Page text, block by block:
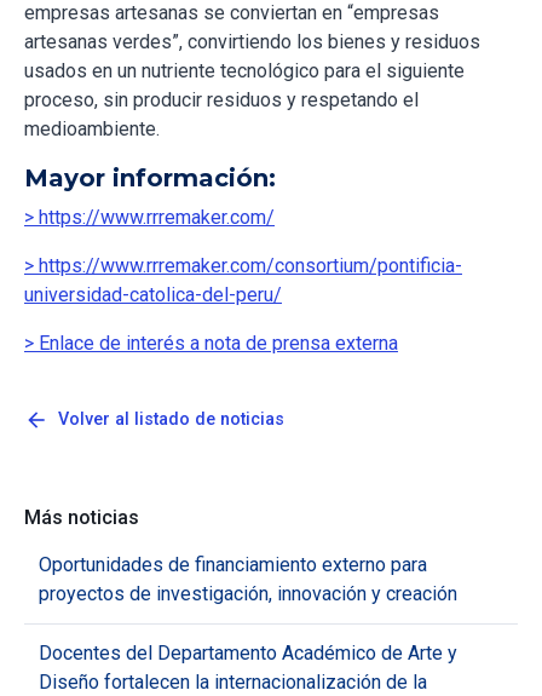
empresas artesanas se conviertan en “empresas
artesanas verdes”, convirtiendo los bienes y residuos
usados en un nutriente tecnológico para el siguiente
proceso, sin producir residuos y respetando el
medioambiente.
Mayor información:
> https://www.rrremaker.com/
> https://www.rrremaker.com/consortium/pontificia-
universidad-catolica-del-peru/
> Enlace de interés a nota de prensa externa
arrow_back Volver al listado de noticias
Más noticias
Oportunidades de financiamiento externo para
proyectos de investigación, innovación y creación
Docentes del Departamento Académico de Arte y
Diseño fortalecen la internacionalización de la